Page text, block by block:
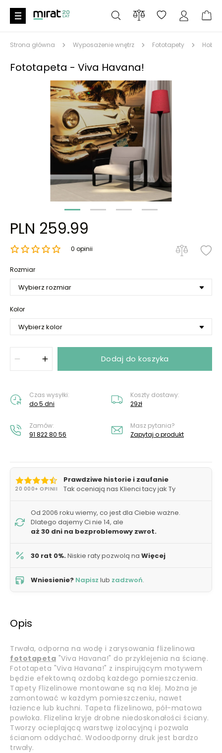
Strona główna Wyposażenie wnętrz Fototapety Hobby
Fototapeta - Viva Havana!
PLN 259.99
0 opinii
Rozmiar
Kolor
Dodaj do koszyka
Czas wysyłki:
do 5 dni
Koszty dostawy:
29zł
Zamów:
91 822 80 56
Masz pytania?
Zapytaj o produkt
20 000+ OPINII
Prawdziwe historie i zaufanie
Tak oceniają nas Klienci tacy jak Ty
Od 2006 roku wiemy, co jest dla Ciebie ważne.
Dlatego dajemy Ci nie 14, ale
aż 30 dni na bezproblemowy zwrot.
30 rat 0%.Niskie raty pozwolą na Więcej
Wniesienie? Napisz lub zadzwoń.
Opis
Trwała, odporna na wodę i zarysowania flizelinowa
fototapeta "Viva Havana!" do przyklejenia na ścianę.
Fototapeta "Viva Havana!" z inspirującym motywem
będzie efektowną ozdobą każdego pomieszczenia.
Tapety Flizelinowe montowane są na klej. Można je
zamontować w każdym pomieszczeniu, nawet
łazience lub kuchni. Tapeta flizelinowa, pół-matowa
powłoka. Flizelina kryje drobne niedoskonałości ściany.
Tworzy ocieplającą warstwę izolacyjną i pozwala
ścianom oddychać. Wodoodporny druk jest bardzo
trwały.